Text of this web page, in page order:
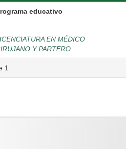
educativo
EN MÉDICO
Y PARTERO
1